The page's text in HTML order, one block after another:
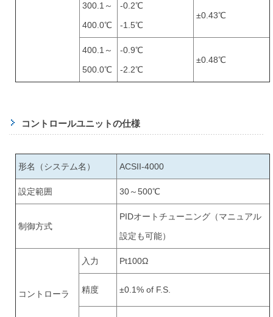
300.1～
400.0℃
-0.2℃
-1.5℃
±0.43℃
400.1～
500.0℃
-0.9℃
-2.2℃
±0.48℃
コントロールユニットの仕様
形名（システム名） ACSII-4000
設定範囲 30～500℃
制御方式
PIDオートチューニング（マニュアル
設定も可能）
コントローラ
入力 Pt100Ω
精度 ±0.1% of F.S.